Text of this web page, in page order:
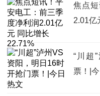
焦点
2.01亿
“川超
票！|